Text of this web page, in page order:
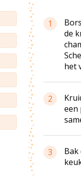
1
de
het
2
een
3 Bak